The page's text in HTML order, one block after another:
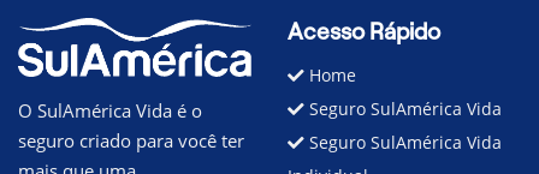
O SulAmérica Vida é o
seguro criado para você ter
Acesso Rápido
Home
Seguro SulAmérica Vida
Seguro SulAmérica Vida